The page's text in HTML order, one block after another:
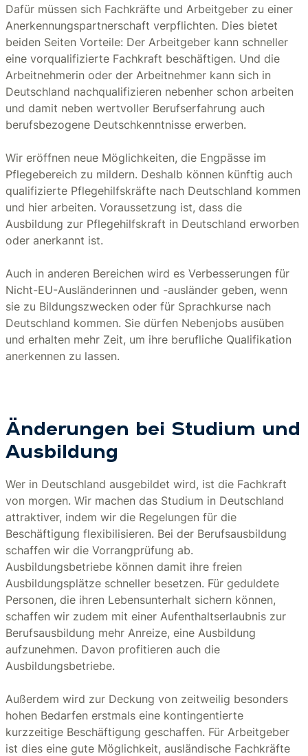
Dafür müssen sich Fachkräfte und Arbeitgeber zu einer
Anerkennungspartnerschaft verpflichten. Dies bietet
beiden Seiten Vorteile: Der Arbeitgeber kann schneller
eine vorqualifizierte Fachkraft beschäftigen. Und die
Arbeitnehmerin oder der Arbeitnehmer kann sich in
Deutschland nachqualifizieren nebenher schon arbeiten
und damit neben wertvoller Berufserfahrung auch
berufsbezogene Deutschkenntnisse erwerben.
Wir eröffnen neue Möglichkeiten, die Engpässe im
Pflegebereich zu mildern. Deshalb können künftig auch
qualifizierte Pflegehilfskräfte nach Deutschland kommen
und hier arbeiten. Voraussetzung ist, dass die
Ausbildung zur Pflegehilfskraft in Deutschland erworben
oder anerkannt ist.
Auch in anderen Bereichen wird es Verbesserungen für
Nicht-EU-Ausländerinnen und -ausländer geben, wenn
sie zu Bildungszwecken oder für Sprachkurse nach
Deutschland kommen. Sie dürfen Nebenjobs ausüben
und erhalten mehr Zeit, um ihre berufliche Qualifikation
anerkennen zu lassen.
Änderungen bei Studium und
Ausbildung
Wer in Deutschland ausgebildet wird, ist die Fachkraft
von morgen. Wir machen das Studium in Deutschland
attraktiver, indem wir die Regelungen für die
Beschäftigung flexibilisieren. Bei der Berufsausbildung
schaffen wir die Vorrangprüfung ab.
Ausbildungsbetriebe können damit ihre freien
Ausbildungsplätze schneller besetzen. Für geduldete
Personen, die ihren Lebensunterhalt sichern können,
schaffen wir zudem mit einer Aufenthaltserlaubnis zur
Berufsausbildung mehr Anreize, eine Ausbildung
aufzunehmen. Davon profitieren auch die
Ausbildungsbetriebe.
Außerdem wird zur Deckung von zeitweilig besonders
hohen Bedarfen erstmals eine kontingentierte
kurzzeitige Beschäftigung geschaffen. Für Arbeitgeber
ist dies eine gute Möglichkeit, ausländische Fachkräfte